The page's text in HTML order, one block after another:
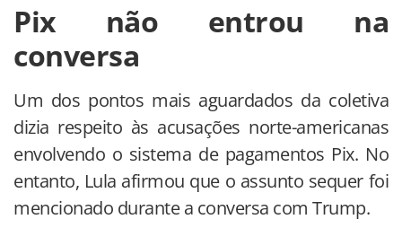
Pix não entrou na
conversa
Um dos pontos mais aguardados da coletiva
dizia respeito às acusações norte-americanas
envolvendo o sistema de pagamentos Pix. No
entanto, Lula afirmou que o assunto sequer foi
mencionado durante a conversa com Trump.